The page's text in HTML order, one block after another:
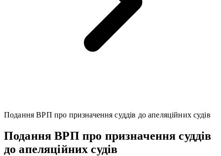
Подання ВРП про призначення суддів до апеляційних судів
Подання ВРП про призначення суддів
до апеляційних судів